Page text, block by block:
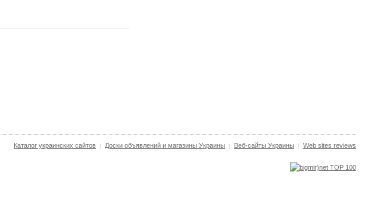
Каталог украинских сайтов | Доски объявлений и магазины Украины | Веб-сайты Украины | Web sites reviews